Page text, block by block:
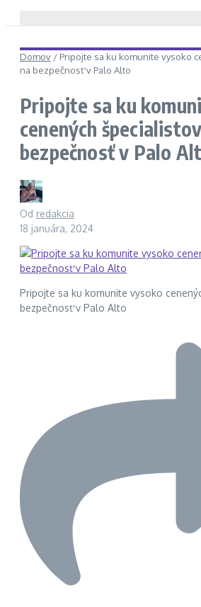
Domov / Pripojte sa ku komunite vysoko
na bezpečnosť v Palo Alto
Pripojte sa ku
cenených
bezpečnosť v Palo
Od redakcia
18 januára, 2024
Pripojte sa ku komunite vysoko
bezpečnosť v Palo Alto